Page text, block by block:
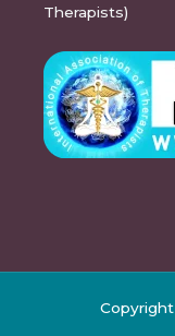
Therapists)